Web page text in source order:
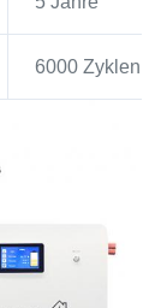
6000 Zyklen